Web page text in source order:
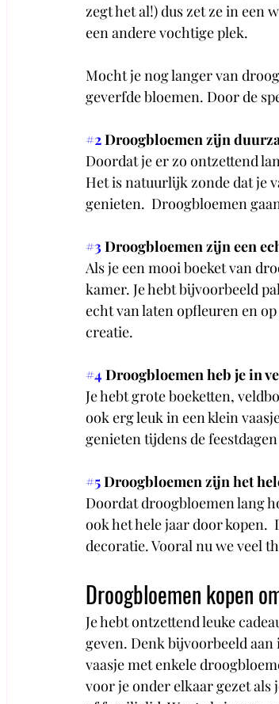
zegt het al!) dus zet ze in een
een andere vochtige plek.
Mocht je nog langer van
geverfde bloemen. Door de
#2 Droogbloemen zijn
Doordat je er zo ontzettend
Het is natuurlijk zonde dat je
genieten.  Droogbloemen
#3 Droogbloemen zijn een
Als je een mooi boeket van
kamer. Je hebt bijvoorbeeld
echt van laten opfleuren en
creatie.
#4 Droogbloemen heb je in
Je hebt grote boeketten,
ook erg leuk in een klein
genieten tijdens de
#5 Droogbloemen zijn het
Doordat droogbloemen lang
ook het hele jaar door kopen.
decoratie. Vooral nu we veel
Droogbloemen kopen
Je hebt ontzettend leuke
geven. Denk bijvoorbeeld
vaasje met enkele
voor je onder elkaar gezet